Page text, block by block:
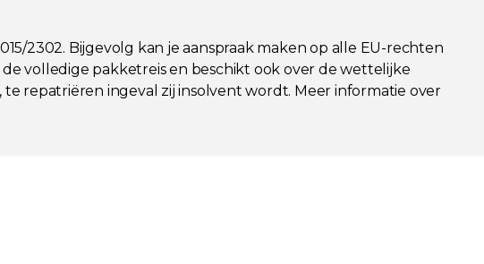
2302. Bijgevolg kan je aanspraak maken op alle EU-rechten
volledige pakketreis en beschikt ook over de wettelijke
repatriëren ingeval zij insolvent wordt. Meer informatie over